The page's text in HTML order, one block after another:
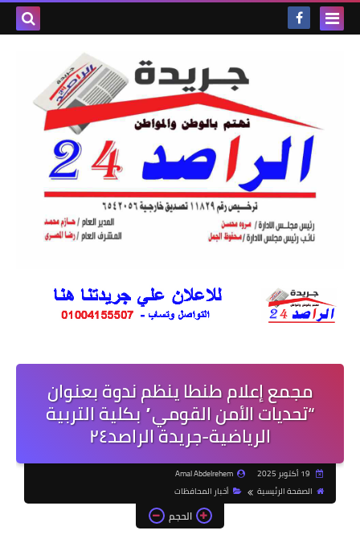
مجمع إعلام طنطا ينظم ندوة بعنوان
“تحديات الأمن القومي” بكلية التربية
الرياضية-جريدة الراصد٢٤
Amal Abdelrehem
الصفحة الرئيسية
أخبار المحافظات
الحجم